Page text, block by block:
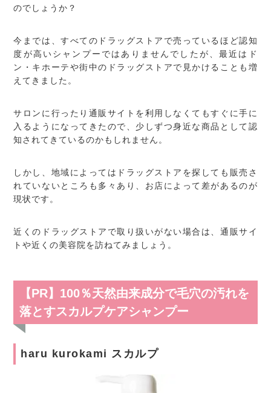
のでしょうか？
今までは、すべてのドラッグストアで売っているほど認知
度が高いシャンプーではありませんでしたが、最近はド
ン・キホーテや街中のドラッグストアで見かけることも増
えてきました。
サロンに行ったり通販サイトを利用しなくてもすぐに手に
入るようになってきたので、少しずつ身近な商品として認
知されてきているのかもしれません。
しかし、地域によってはドラッグストアを探しても販売さ
れていないところも多々あり、お店によって差があるのが
現状です。
近くのドラッグストアで取り扱いがない場合は、通販サイ
トや近くの美容院を訪ねてみましょう。
【PR】100％天然由来成分で毛穴の汚れを
落とすスカルプケアシャンプー
haru kurokami スカルプ